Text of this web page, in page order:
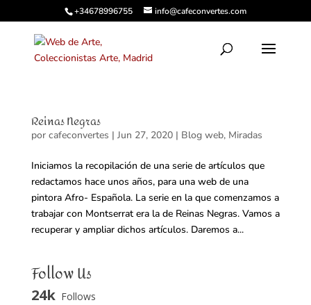
+34678996755 info@cafeconvertes.com
Reinas Negras
por cafeconvertes | Jun 27, 2020| Blog web, Miradas
Iniciamos la recopilación de una serie de artículos que
redactamos hace unos años, para una web de una
pintora Afro- Española. La serie en la que comenzamos a
trabajar con Montserrat era la de Reinas Negras. Vamos a
recuperar y ampliar dichos artículos. Daremos a...
Follow Us
24k Follows